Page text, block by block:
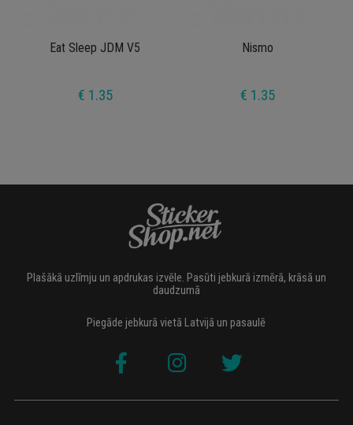
Eat Sleep JDM V5
€ 1.35
Nismo
€ 1.35
Plašākā uzlīmju un apdrukas izvēle. Pasūti jebkurā izmērā, krāsā un
daudzumā
Piegāde jebkurā vietā Latvijā un pasaulē